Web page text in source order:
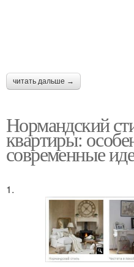
читать дальше →
Нормандский
квартиры:
современные
1.